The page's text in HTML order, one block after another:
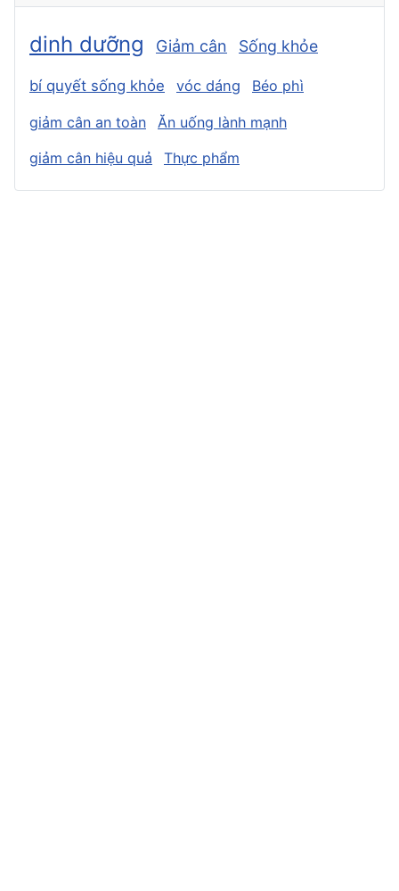
dinh dưỡng Giảm cân Sống khỏe
bí quyết sống khỏe vóc dáng Béo phì
giảm cân an toàn
Ăn uống lành mạnh
giảm cân hiệu quả
Thực phẩm